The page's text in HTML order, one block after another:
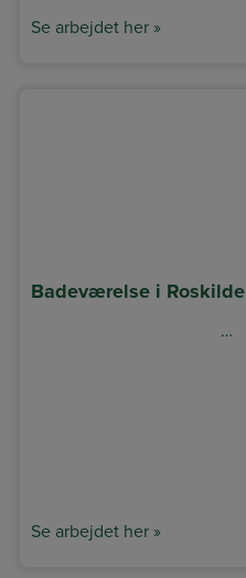
Se arbejdet her »
Badeværelse i Roskilde
…
Se arbejdet her »